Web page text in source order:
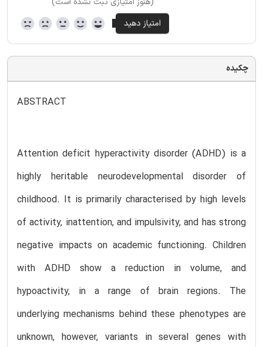
چکیده
ABSTRACT
Attention deficit hyperactivity disorder (ADHD) is a
highly heritable neurodevelopmental disorder of
childhood. It is primarily characterised by high levels
of activity, inattention, and impulsivity, and has strong
negative impacts on academic functioning. Children
with ADHD show a reduction in volume, and
hypoactivity, in a range of brain regions. The
underlying mechanisms behind these phenotypes are
unknown, however, variants in several genes with